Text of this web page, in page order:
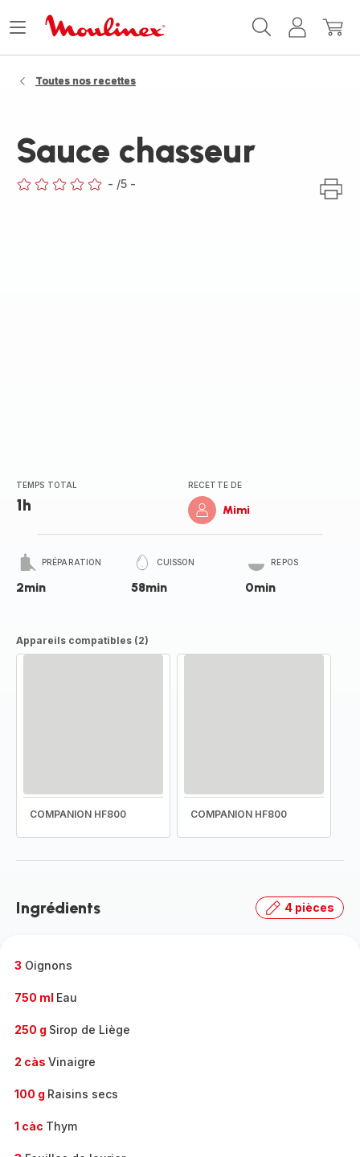
MonMon
Ouvrir
Toutes nos recettes
Sauce chasseur
- /5 -
TEMPS TOTAL
1h
RECETTE DE
Mimi
PRÉPARATION
2min
CUISSON
58min
REPOS
0min
Appareils compatibles (2)
COMPANION HF800 COMPANION HF800
Ingrédients 4 pièces
3 Oignons
750 ml Eau
250 g Sirop de Liège
2 càs Vinaigre
100 g Raisins secs
1 càc Thym